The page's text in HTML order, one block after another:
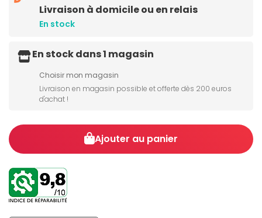
Livraison à domicile ou en relais
En stock
En stock dans 1 magasin
Choisir mon magasin
Livraison en magasin possible et offerte dès 200 euros
d'achat !
Ajouter au panier